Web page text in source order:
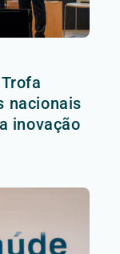
nacionais
inovação